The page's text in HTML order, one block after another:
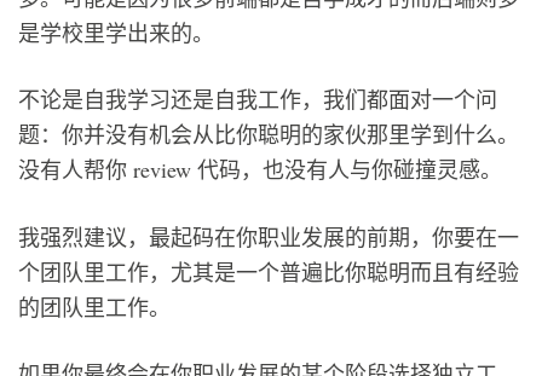
是学校里学出来的。
不论是自我学习还是自我工作，我们都面对一个问
题：你并没有机会从比你聪明的家伙那里学到什么。
没有人帮你 review 代码，也没有人与你碰撞灵感。
我强烈建议，最起码在你职业发展的前期，你要在一
个团队里工作，尤其是一个普遍比你聪明而且有经验
的团队里工作。